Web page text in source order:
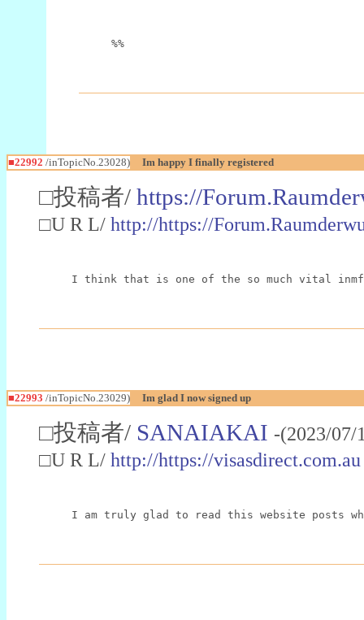
%%
■22992 /inTopicNo.23028) Im happy I finally registered
□投稿者/ https://
□U R L/ http://https://
I think that is one of the so much vital
■22993 /inTopicNo.23029) Im glad I now signed up
□投稿者/ SANAIAKAI -(2023/
□U R L/ http://https://visasdirect.com.au
I am truly glad to read this website posts